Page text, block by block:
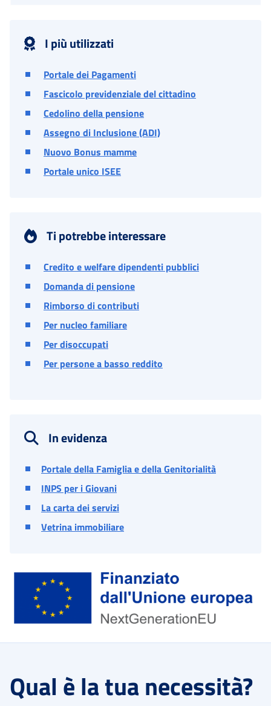
I più utilizzati
Portale dei Pagamenti
Fascicolo previdenziale del cittadino
Cedolino della pensione
Assegno di Inclusione (ADI)
Nuovo Bonus mamme
Portale unico ISEE
Ti potrebbe interessare
Credito e welfare dipendenti pubblici
Domanda di pensione
Rimborso di contributi
Per nucleo familiare
Per disoccupati
Per persone a basso reddito
In evidenza
Portale della Famiglia e della Genitorialità
INPS per i Giovani
La carta dei servizi
Vetrina immobiliare
Qual è la tua necessità?